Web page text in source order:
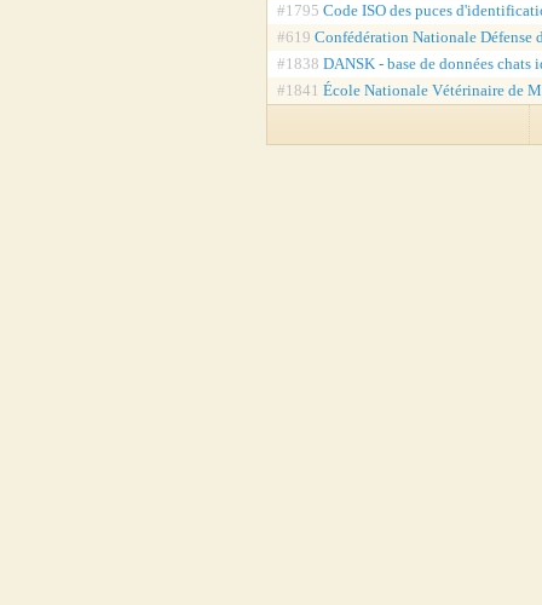
#1795 Code ISO des puces
#619 Confédération Nationale Défense
#1838 DANSK - base de données chats
#1841 École Nationale Vétérinaire de